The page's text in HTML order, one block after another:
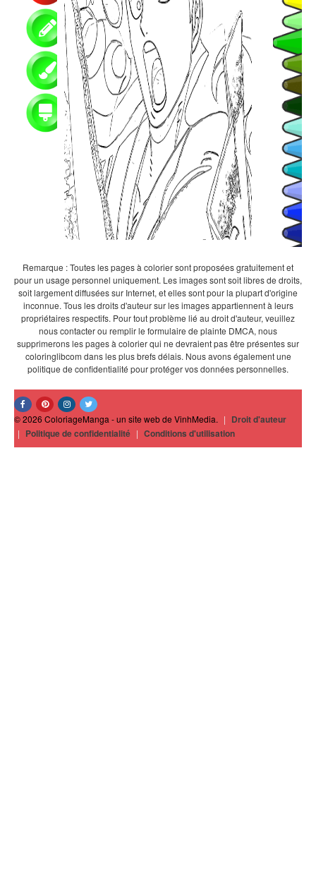
Remarque : Toutes les pages à colorier sont proposées gratuitement et
pour un usage personnel uniquement. Les images sont soit libres de droits,
soit largement diffusées sur Internet, et elles sont pour la plupart d'origine
inconnue. Tous les droits d'auteur sur les images appartiennent à leurs
propriétaires respectifs. Pour tout problème lié au droit d'auteur, veuillez
nous contacter ou remplir le formulaire de plainte DMCA, nous
supprimerons les pages à colorier qui ne devraient pas être présentes sur
coloringlibcom dans les plus brefs délais. Nous avons également une
politique de confidentialité pour protéger vos données personnelles.
© 2026 ColoriageManga - un site web de VinhMedia. | Droit d'auteur
| Politique de confidentialité | Conditions d'utilisation